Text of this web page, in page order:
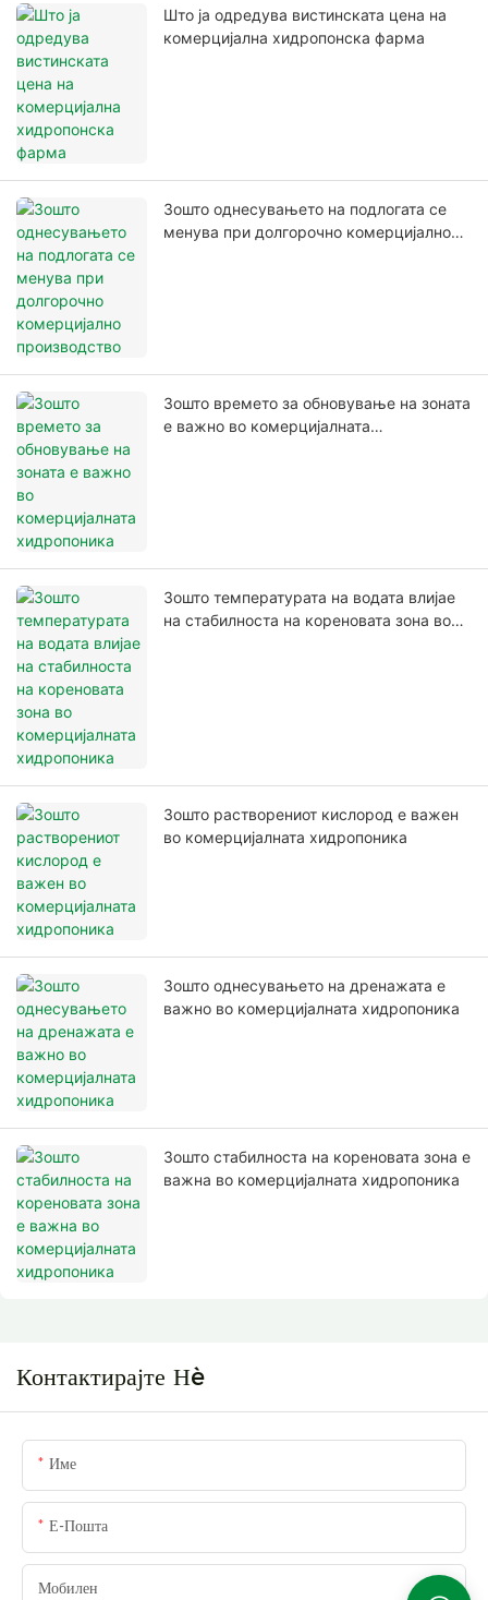
Што ја одредува вистинската цена на
комерцијална хидропонска фарма
Зошто однесувањето на подлогата се
менува при долгорочно комерцијално
Зошто времето за обновување на зоната
е важно во комерцијалната
Зошто температурата на водата влијае
на стабилноста на кореновата зона во
Зошто растворениот кислород е важен
во комерцијалната хидропоника
Зошто однесувањето на дренажата е
важно во комерцијалната хидропоника
Зошто стабилноста на кореновата зона е
важна во комерцијалната хидропоника
Контактирајте Нè
Име
Е-Пошта
Мобилен